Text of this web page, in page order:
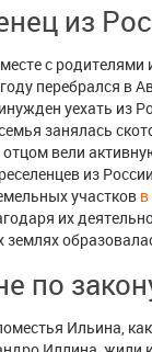
из
с
перебрался в
уехать из
занялась
вели
из
участков
их
по
Ильина,